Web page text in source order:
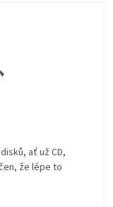
ať už CD,
že lépe to